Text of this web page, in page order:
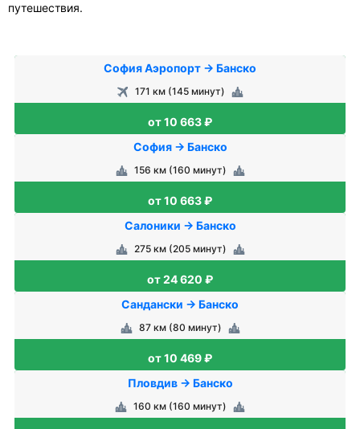
путешествия.
София Аэропорт → Банско
171 км (145 минут)
от 10 663 ₽
София → Банско
156 км (160 минут)
от 10 663 ₽
Салоники → Банско
275 км (205 минут)
от 24 620 ₽
Сандански → Банско
87 км (80 минут)
от 10 469 ₽
Пловдив → Банско
160 км (160 минут)